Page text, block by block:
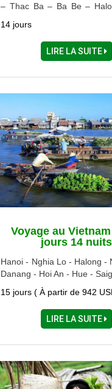
– Thac Ba – Ba Be –
14 jours
LIRE LA SUITE
Voyage au
jours 14 nuits
Hanoi - Nghia Lo - Halong -
Danang - Hoi An - Hue -
15 jours ( À partir de 942
LIRE LA SUITE